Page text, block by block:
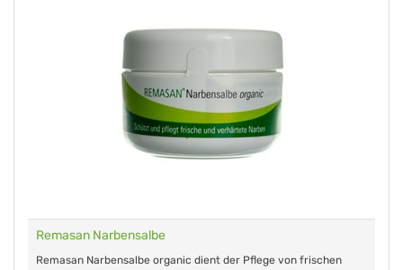
Remasan Narbensalbe
Remasan Narbensalbe organic dient der Pflege von frischen